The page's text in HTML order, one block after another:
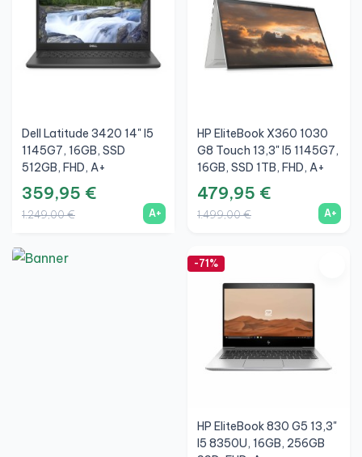
Dell Latitude 3420 14" I5
1145G7, 16GB, SSD
512GB, FHD, A+
359,95 €
1.249,00 € A+
HP EliteBook X360 1030
G8 Touch 13,3" I5 1145G7,
16GB, SSD 1TB, FHD, A+
479,95 €
1.499,00 € A+
-71%
HP EliteBook 830 G5 13,3"
I5 8350U, 16GB, 256GB